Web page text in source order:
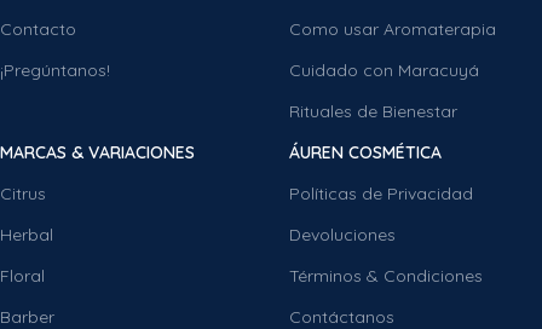
Contacto
¡Pregúntanos!
Como usar Aromaterapia
Cuidado con Maracuyá
Rituales de Bienestar
MARCAS & VARIACIONES
Citrus
Herbal
Floral
Barber
ÁUREN COSMÉTICA
Políticas de Privacidad
Devoluciones
Términos & Condiciones
Contáctanos